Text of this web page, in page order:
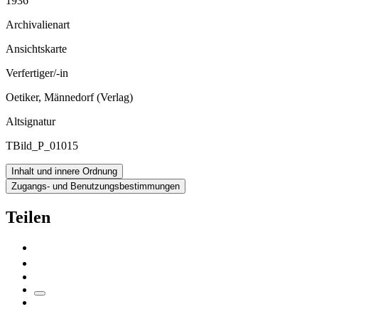
Archivalienart
Ansichtskarte
Verfertiger/-in
Oetiker, Männedorf (Verlag)
Altsignatur
TBild_P_01015
Inhalt und innere Ordnung
Zugangs- und Benutzungsbestimmungen
Teilen